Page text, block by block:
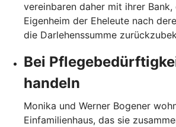
vereinbaren daher mit ihrer Bank,
Eigenheim der Eheleute nach
die Darlehenssumme
Bei
handeln
Monika und Werner Bogener
Einfamilienhaus, das sie